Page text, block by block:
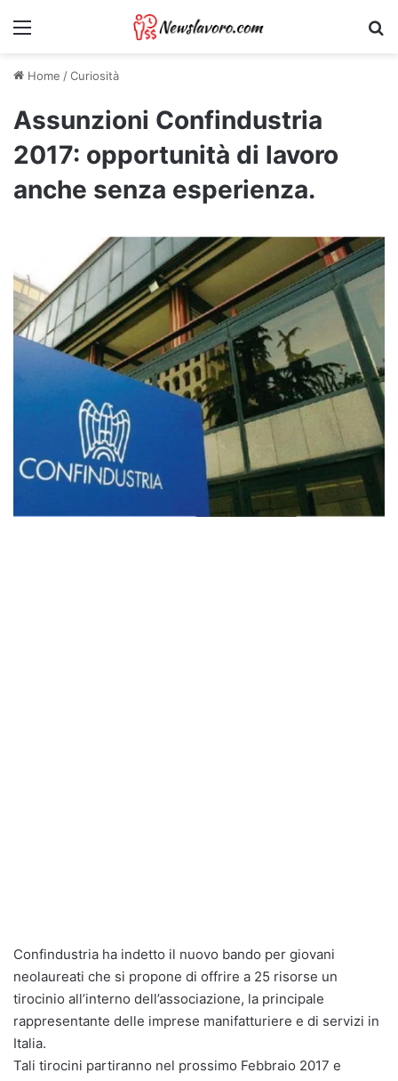
Menu
Home /Curiosità
Assunzioni Confindustria
2017: opportunità di lavoro
anche senza esperienza.
Confindustria ha indetto il nuovo bando per giovani
neolaureati che si propone di offrire a 25 risorse un
tirocinio all’interno dell’associazione, la principale
rappresentante delle imprese manifatturiere e di servizi in
Italia.
Tali tirocini partiranno nel prossimo Febbraio 2017 e